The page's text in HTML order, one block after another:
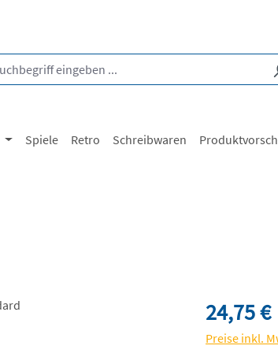
Spiele Retro Schreibwaren
Regulärer
24,75 €
Preise inkl.